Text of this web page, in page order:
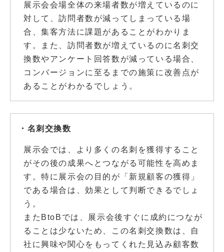
展示会会場全体の来場者数が増えているのに
対して、訪問者数が減ってしまっている場
合、集客方法に課題があることがわかりま
す。また、訪問者数が増えているのに名刺交
換数やアンケート回答数が減っている場合、
コンバージョンに至るまでの施策に改善点が
あることがわかるでしょう。
・名刺交換数
展示会では、より多くの名刺を獲得すること
がその後の成果へとつながる可能性を高めま
す。特に展示会の目的が「新規顧客の獲得」
である場合は、効果として判断できるでしょ
う。
またBtoBでは、展示会後すぐに成約につなが
ることは少ないため、この名刺交換数は、自
社に興味や関心をもってくれた見込み顧客数